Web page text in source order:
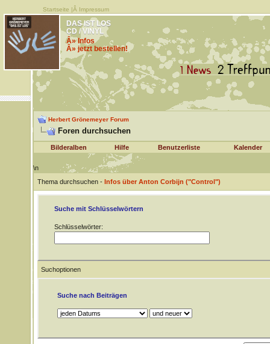
Startseite |Â Impressum
DAS IST LOS
CD / VINYL
Â» Infos
Â» jetzt bestellen!
Herbert Grönemeyer Forum
Foren durchsuchen
Bilderalben Hilfe Benutzerliste Kalender
\n
Thema durchsuchen - Infos über Anton Corbijn ("Control")
Suche mit Schlüsselwörtern
Schlüsselwörter:
Suchoptionen
Suche nach Beiträgen